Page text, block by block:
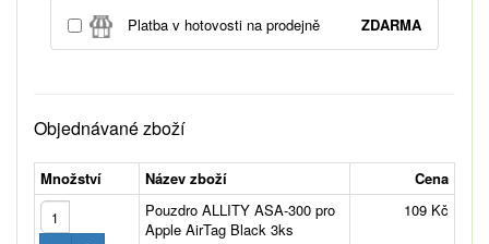
Platba v hotovosti na prodejně ZDARMA
Objednávané zboží
Množství Název zboží
Cena
Pouzdro ALLITY ASA-300 pro
Apple AirTag Black 3ks
109 Kč